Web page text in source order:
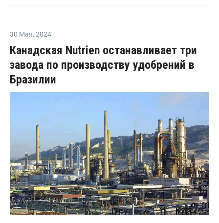
30 Мая, 2024
Канадская Nutrien останавливает три
завода по производству удобрений в
Бразилии